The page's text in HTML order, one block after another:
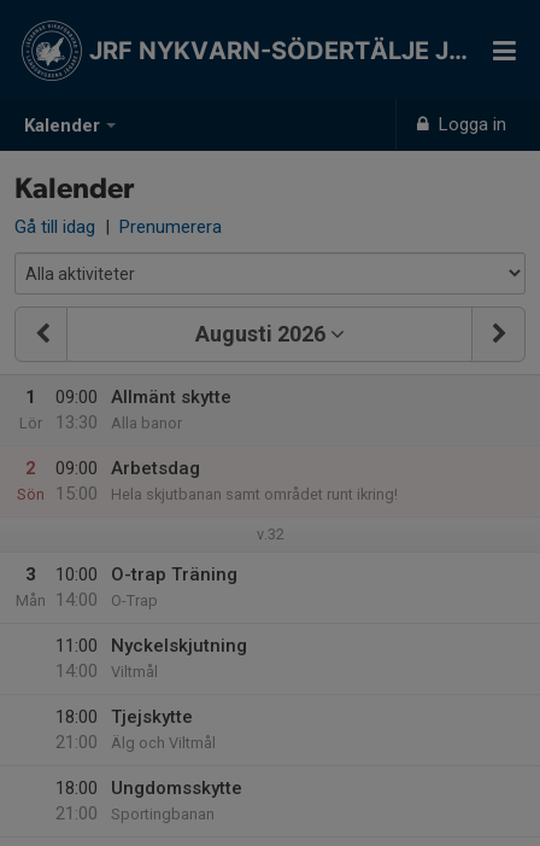
Kalender Logga in
JRF NYKVARN-SÖDERTÄLJE JSK
Kalender
Gå till idag | Prenumerera
Augusti 2026
1
Lör
09:00
13:30
Allmänt skytte
Alla banor
2
Sön
09:00
15:00
Arbetsdag
Hela skjutbanan samt området runt ikring!
v.32
3
Mån
10:00
14:00
O-trap Träning
O-Trap
11:00
14:00
Nyckelskjutning
Viltmål
18:00
21:00
Tjejskytte
Älg och Viltmål
18:00
21:00
Ungdomsskytte
Sportingbanan